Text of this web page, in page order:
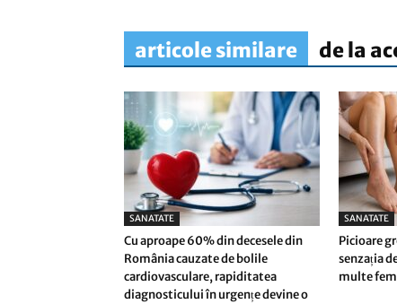
articole similare de la
SANATATE
Cu aproape 60% din decesele din
România cauzate de bolile
cardiovasculare, rapiditatea
diagnosticului în urgențe devine o
SANATATE
Picioare
senzația
multe